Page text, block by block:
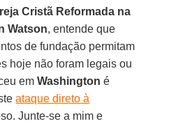
Cristã Reformada na
Watson, entende que
de fundação permitam
hoje não foram legais ou
emWashington é
ataque direto à
Junte-se a mim e